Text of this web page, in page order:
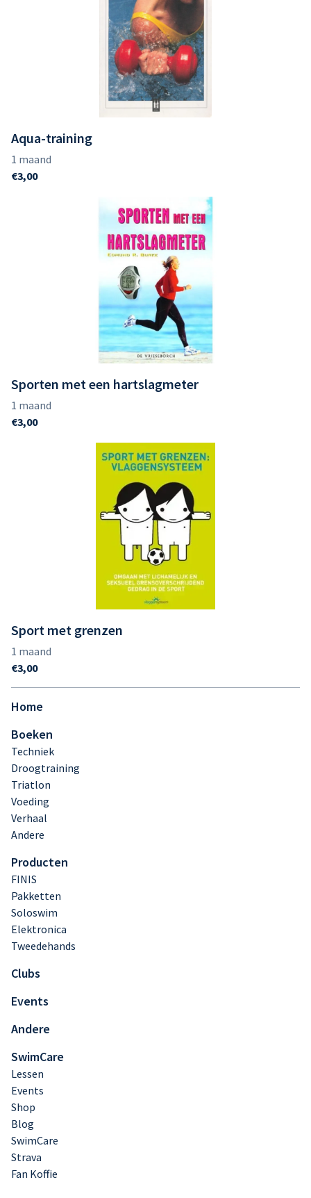
Aqua-training
Sporten met een hartslagmeter
Sport met grenzen
Home
Boeken
Techniek
Droogtraining
Triatlon
Voeding
Verhaal
Andere
Producten
FINIS
Pakketten
Soloswim
Elektronica
Tweedehands
Clubs
Events
Andere
SwimCare
Lessen
Events
Shop
Blog
SwimCare
Strava
Fan Koffie